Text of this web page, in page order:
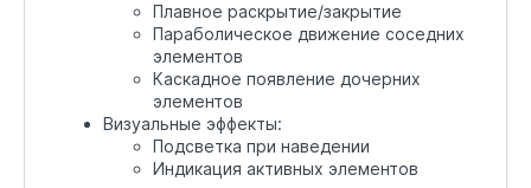
Плавное раскрытие/закрытие
Параболическое движение соседних
элементов
Каскадное появление дочерних
элементов
Визуальные эффекты:
Подсветка при наведении
Индикация активных элементов